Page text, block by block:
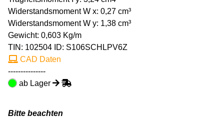
Widerstandsmoment W x: 0,27 cm³
Widerstandsmoment W y: 1,38 cm³
Gewicht: 0,603 Kg/m
TIN: 102504 ID: S106SCHLPV6Z
CAD Daten
---------------
ab Lager
Bitte beachten